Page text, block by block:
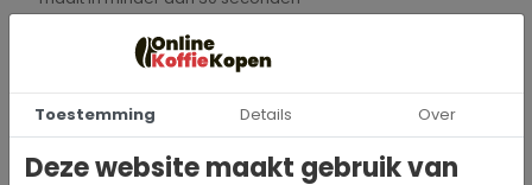
te stellen, dus ook geschikt voor verschillende zetmethoden
Met speciaal ontworpen tuit die de statische lading van
gemalen koffie vermindert
Het Moccamaster
Toestemming Details Over
Deze website maakt gebruik van